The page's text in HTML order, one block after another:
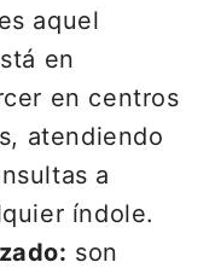
es aquel
en
en centros
atendiendo
a
índole.
son